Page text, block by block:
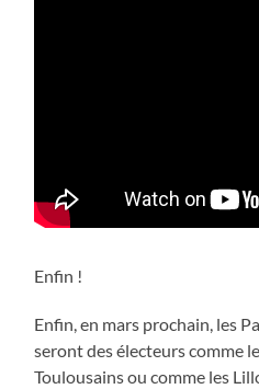
Enfin !
Enfin, en mars prochain, les
seront des électeurs comme
Toulousains ou comme les